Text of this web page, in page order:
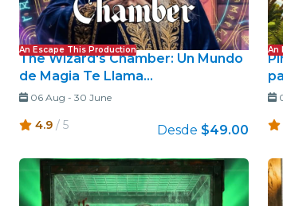
An Escape This Production
The Wizard's Chamber: Un Mundo
de Magia Te Llama...
06 Aug - 30 June
4.9 / 5 Desde $49.00
An